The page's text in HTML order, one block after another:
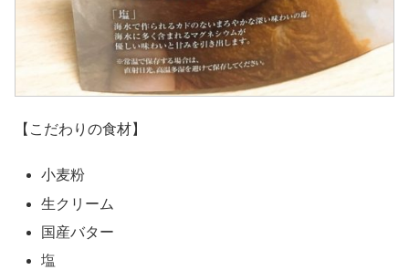
【こだわりの食材】
小麦粉
生クリーム
国産バター
塩